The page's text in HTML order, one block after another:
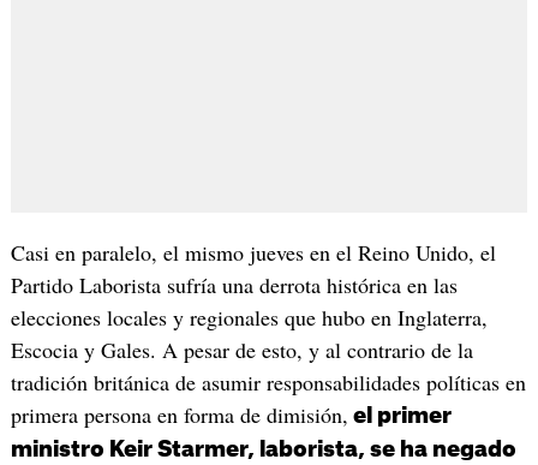
Casi en paralelo, el mismo jueves en el Reino Unido, el
Partido Laborista sufría una derrota histórica en las
elecciones locales y regionales que hubo en Inglaterra,
Escocia y Gales. A pesar de esto, y al contrario de la
tradición británica de asumir responsabilidades políticas en
primera persona en forma de dimisión, el primer
ministro Keir Starmer, laborista, se ha negado